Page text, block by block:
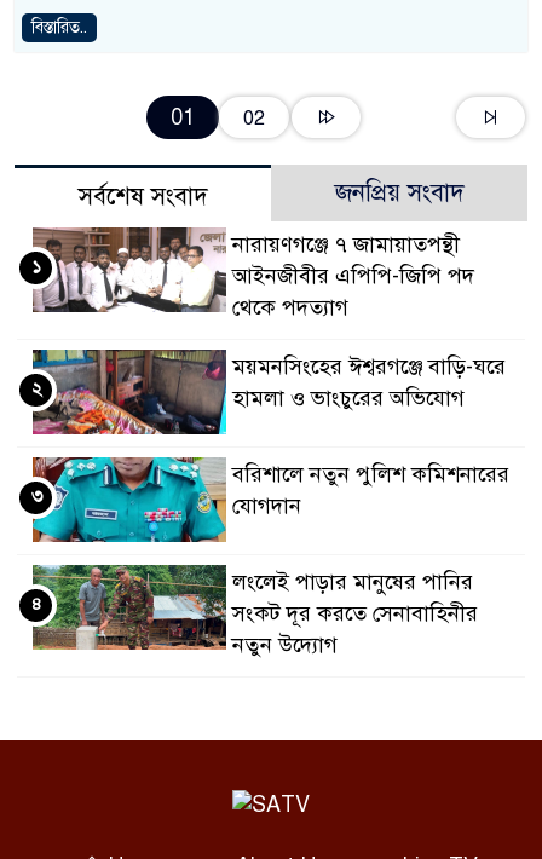
বিস্তারিত..
01 02
সর্বশেষ সংবাদ জনপ্রিয় সংবাদ
নারায়ণগঞ্জে ৭ জামায়াতপন্থী
আইনজীবীর এপিপি-জিপি পদ
থেকে পদত্যাগ
১
ময়মনসিংহের ঈশ্বরগঞ্জে বাড়ি-ঘরে
হামলা ও ভাংচুরের অভিযোগ
২
বরিশালে নতুন পুলিশ কমিশনারের
যোগদান
৩
লংলেই পাড়ার মানুষের পানির
সংকট দূর করতে সেনাবাহিনীর
নতুন উদ্যোগ
৪
সম্ভাবনা বিষয়ক নাগরিক সংলাপ